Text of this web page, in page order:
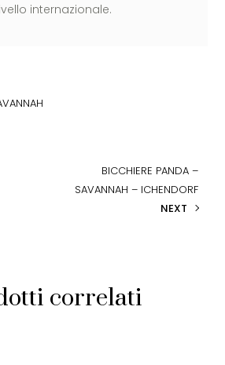
internazionale.
BICCHIERE PANDA –
SAVANNAH – ICHENDORF
NEXT
correlati